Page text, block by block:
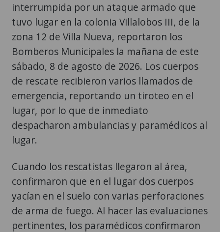
interrumpida por un ataque armado que
tuvo lugar en la colonia Villalobos III, de la
zona 12 de Villa Nueva, reportaron los
Bomberos Municipales la mañana de este
sábado, 8 de agosto de 2026. Los cuerpos
de rescate recibieron varios llamados de
emergencia, reportando un tiroteo en el
lugar, por lo que de inmediato
despacharon ambulancias y paramédicos al
lugar.
Cuando los rescatistas llegaron al área,
confirmaron que en el lugar dos cuerpos
yacían en el suelo con varias perforaciones
de arma de fuego. Al hacer las evaluaciones
pertinentes, los paramédicos confirmaron